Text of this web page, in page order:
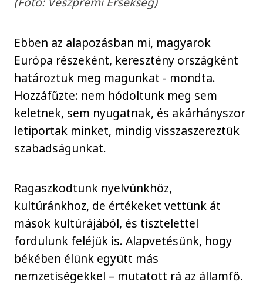
Ebben az alapozásban mi, magyarok
Európa részeként, keresztény országként
határoztuk meg magunkat - mondta.
Hozzáfűzte: nem hódoltunk meg sem
keletnek, sem nyugatnak, és akárhányszor
letiportak minket, mindig visszaszereztük
szabadságunkat.
Ragaszkodtunk nyelvünkhöz,
kultúránkhoz, de értékeket vettünk át
mások kultúrájából, és tisztelettel
fordulunk feléjük is. Alapvetésünk, hogy
békében élünk együtt más
nemzetiségekkel – mutatott rá az államfő.